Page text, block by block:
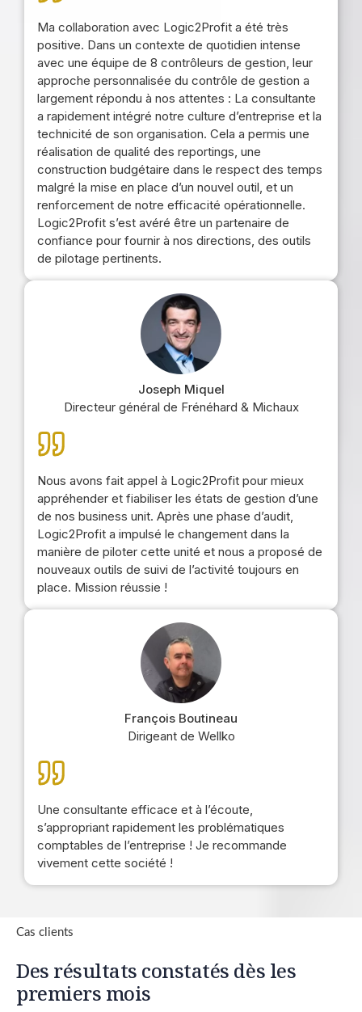
Ma collaboration avec Logic2Profit a été très
positive. Dans un contexte de quotidien intense
avec une équipe de 8 contrôleurs de gestion, leur
approche personnalisée du contrôle de gestion a
largement répondu à nos attentes : La consultante
a rapidement intégré notre culture d’entreprise et la
technicité de son organisation. Cela a permis une
réalisation de qualité des reportings, une
construction budgétaire dans le respect des temps
malgré la mise en place d’un nouvel outil, et un
renforcement de notre efficacité opérationnelle.
Logic2Profit s’est avéré être un partenaire de
confiance pour fournir à nos directions, des outils
de pilotage pertinents.
Joseph Miquel
Directeur général de Frénéhard & Michaux
Nous avons fait appel à Logic2Profit pour mieux
appréhender et fiabiliser les états de gestion d’une
de nos business unit. Après une phase d’audit,
Logic2Profit a impulsé le changement dans la
manière de piloter cette unité et nous a proposé de
nouveaux outils de suivi de l’activité toujours en
place. Mission réussie !
François Boutineau
Dirigeant de Wellko
Une consultante efficace et à l’écoute,
s’appropriant rapidement les problématiques
comptables de l’entreprise ! Je recommande
vivement cette société !
Cas clients
Des résultats constatés dès les
premiers mois